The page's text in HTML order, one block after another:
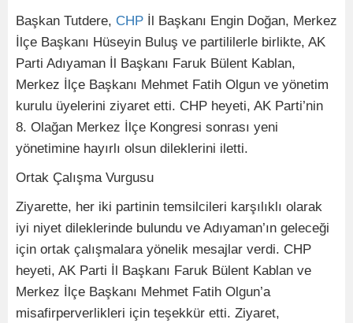
Başkan Tutdere, CHP İl Başkanı Engin Doğan, Merkez
İlçe Başkanı Hüseyin Buluş ve partililerle birlikte, AK
Parti Adıyaman İl Başkanı Faruk Bülent Kablan,
Merkez İlçe Başkanı Mehmet Fatih Olgun ve yönetim
kurulu üyelerini ziyaret etti. CHP heyeti, AK Parti’nin
8. Olağan Merkez İlçe Kongresi sonrası yeni
yönetimine hayırlı olsun dileklerini iletti.
Ortak Çalışma Vurgusu
Ziyarette, her iki partinin temsilcileri karşılıklı olarak
iyi niyet dileklerinde bulundu ve Adıyaman’ın geleceği
için ortak çalışmalara yönelik mesajlar verdi. CHP
heyeti, AK Parti İl Başkanı Faruk Bülent Kablan ve
Merkez İlçe Başkanı Mehmet Fatih Olgun’a
misafirperverlikleri için teşekkür etti. Ziyaret,